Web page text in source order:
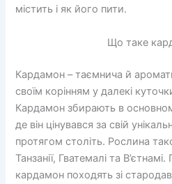
містить і як його пити.
Що таке
Кардамон – таємнича й
своїм корінням у далекі
Кардамон збирають в
де він цінувався за свій
протягом століть. Рослина
Танзанії, Гватемалі та
кардамон походять зі